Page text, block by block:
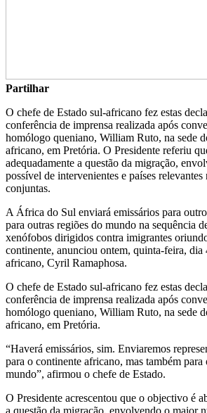
Partilhar
O chefe de Estado sul-africano fez estas
conferência de imprensa realizada após
homólogo queniano, William Ruto, na sede
africano, em Pretória. O Presidente referiu
adequadamente a questão da migração,
possível de intervenientes e países
conjuntas.
A África do Sul enviará emissários para
para outras regiões do mundo na sequência
xenófobos dirigidos contra imigrantes
continente, anunciou ontem, quinta-feira, dia
africano, Cyril Ramaphosa.
O chefe de Estado sul-africano fez estas
conferência de imprensa realizada após
homólogo queniano, William Ruto, na sede
africano, em Pretória.
“Haverá emissários, sim. Enviaremos
para o continente africano, mas também para
mundo”, afirmou o chefe de Estado.
O Presidente acrescentou que o objectivo é
a questão da migração, envolvendo o maior